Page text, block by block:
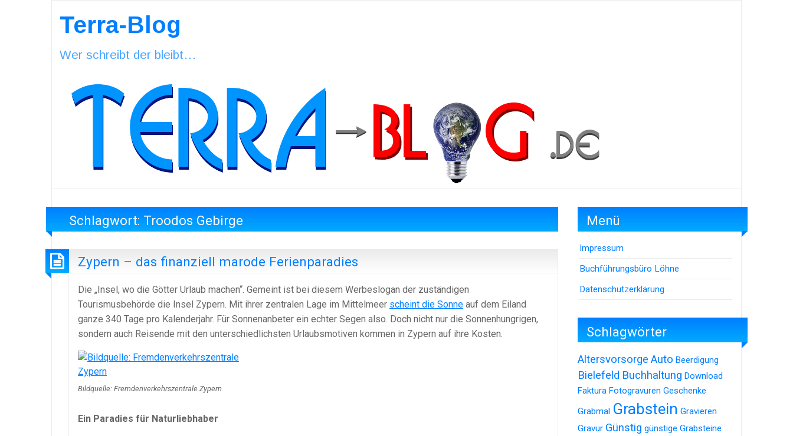
Terra-Blog
Wer schreibt der bleibt…
Schlagwort: Troodos Gebirge
Zypern – das finanziell marode Ferienparadies
Die „Insel, wo die Götter Urlaub machen“. Gemeint ist bei diesem Werbeslogan der zuständigen
Tourismusbehörde die Insel Zypern. Mit ihrer zentralen Lage im Mittelmeer scheint die Sonne auf dem Eiland
ganze 340 Tage pro Kalenderjahr. Für Sonnenanbeter ein echter Segen also. Doch nicht nur die Sonnenhungrigen,
sondern auch Reisende mit den unterschiedlichsten Urlaubsmotiven kommen in Zypern auf ihre Kosten.
Bildquelle: Fremdenverkehrszentrale Zypern
Ein Paradies für Naturliebhaber
Menü
Impressum
Buchführungsbüro Löhne
Datenschutzerklärung
Schlagwörter
Altersvorsorge Auto Beerdigung
Bielefeld Buchhaltung Download
Faktura Fotogravuren Geschenke
Grabmal Grabstein Gravieren
Gravur Günstig günstige Grabsteine